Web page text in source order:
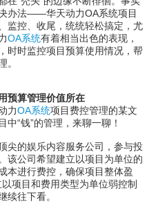
办法——华天动力OA系统项目
监控、收尾，统统轻松搞定，尤
OA系统有着相当出色的表现，
时时监控项目预算使用情况，帮
。
预算管理价值所在
力OA系统项目费控管理的某文
“钱”的管理，来聊一聊！
的娱乐内容服务公司，参与投
该公司希望建立以项目为单位的
本进行费控，确保项目整体盈
项目和费用类型为单位弱控制
续往下看。